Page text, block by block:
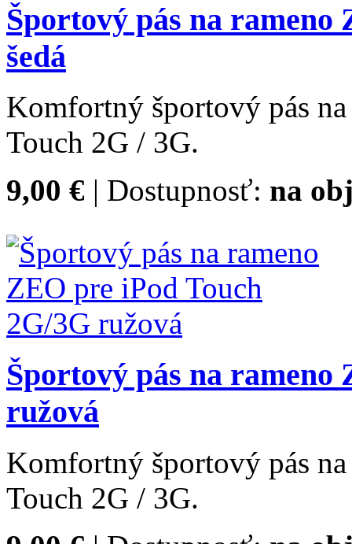
Športový pás na rameno
šedá
Komfortný športový pás
Touch 2G / 3G.
9,00 € | Dostupnosť: na
Športový pás na rameno
ružová
Komfortný športový pás
Touch 2G / 3G.